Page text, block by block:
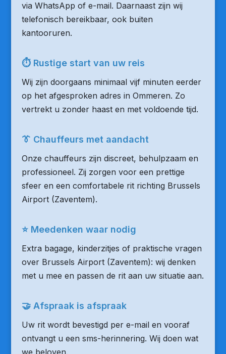
via WhatsApp of e-mail. Daarnaast zijn wij
telefonisch bereikbaar, ook buiten
kantooruren.
⏱ Rustige start van uw reis
Wij zijn doorgaans minimaal vijf minuten eerder
op het afgesproken adres in Ommeren. Zo
vertrekt u zonder haast en met voldoende tijd.
👔 Chauffeurs met aandacht
Onze chauffeurs zijn discreet, behulpzaam en
professioneel. Zij zorgen voor een prettige
sfeer en een comfortabele rit richting Brussels
Airport (Zaventem).
⭐ Meedenken waar nodig
Extra bagage, kinderzitjes of praktische vragen
over Brussels Airport (Zaventem): wij denken
met u mee en passen de rit aan uw situatie aan.
🤝 Afspraak is afspraak
Uw rit wordt bevestigd per e-mail en vooraf
ontvangt u een sms-herinnering. Wij doen wat
we beloven.